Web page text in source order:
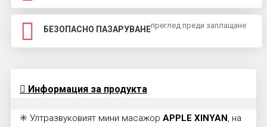
БЕЗОПАСНО ПАЗАРУВАНЕпреглед преди заплащане
Информация за продукта
✳️ Ултразвуковият мини масажор APPLE XINYAN, на